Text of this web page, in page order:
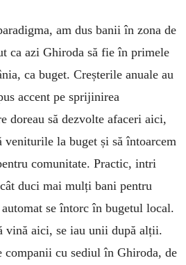
am dus banii în zona de
ca azi Ghiroda să fie în primele
ca buget. Creșterile anuale au
accent pe sprijinirea
doreau să dezvolte afaceri aici,
veniturile la buget și să întoarcem
comunitate. Practic, intri
duci mai mulți bani pentru
se întorc în bugetul local.
vină aici, se iau unii după alții.
companii cu sediul în Ghiroda, de